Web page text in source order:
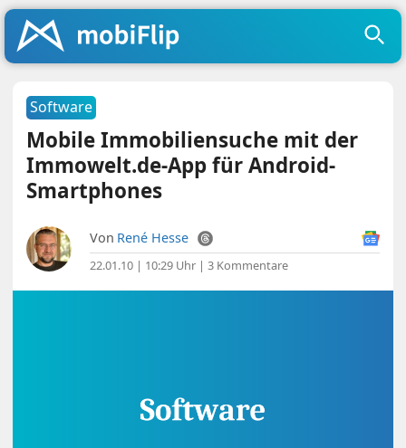
Software
Mobile Immobiliensuche mit der
Immowelt.de-App für Android-
Smartphones
Von René Hesse
22.01.10 | 10:29 Uhr |3 Kommentare